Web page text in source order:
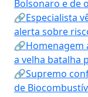
Bolsonaro e de
🔗Especialista
alerta sobre
🔗Homenagem
a velha batalha
🔗Supremo
de